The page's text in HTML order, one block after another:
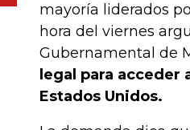
mayoría liderados
hora del viernes
Gubernamental de
legal para
Estados Unidos.